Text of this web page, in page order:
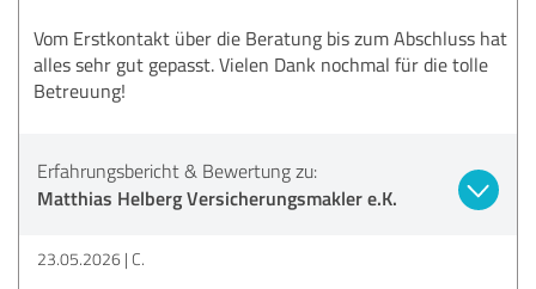
Vom Erstkontakt über die Beratung bis zum Abschluss hat
alles sehr gut gepasst. Vielen Dank nochmal für die tolle
Betreuung!
Erfahrungsbericht & Bewertung zu:
Matthias Helberg Versicherungsmakler e.K.
23.05.2026 C.